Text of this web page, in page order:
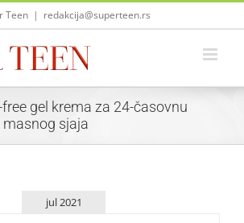
Teen | redakcija@superteen.rs
gel krema za 24-časovnu
sjaja
jul 2021